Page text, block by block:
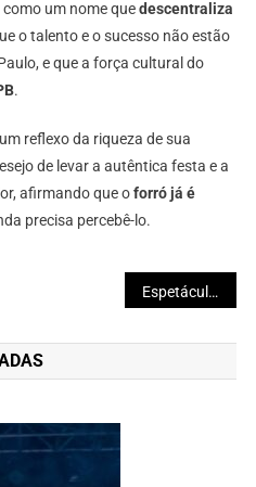
um nome quedescentraliza
o talento e o sucesso não estão
e que a força cultural do
.
reflexo da riqueza de sua
de levar a autêntica festa e a
afirmando que oforró já é
precisa percebê-lo.
Espetáculo Linha do Tempo